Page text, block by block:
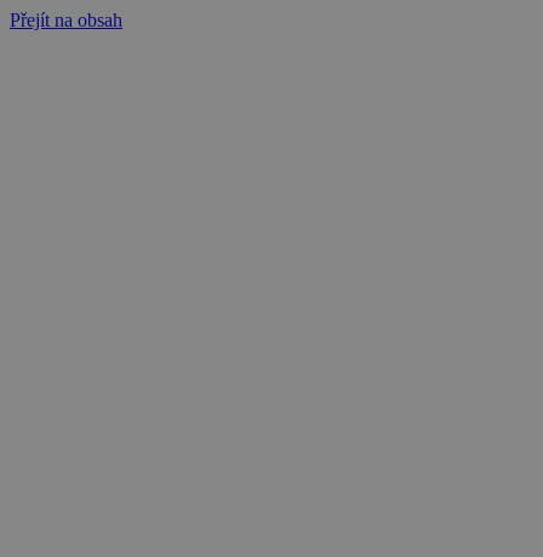
Přejít na obsah